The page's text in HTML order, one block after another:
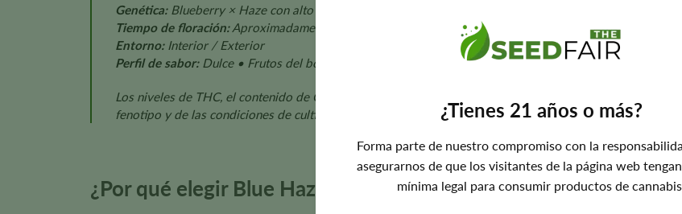
¿Tienes 21 años o más?
Forma parte de nuestro compromiso con la
asegurarnos de que los visitantes de la página web
mínima legal para consumir productos de
Genética:Blueberry × Haze con alto contenido en sativa
Tiempo de floración:Aproximadamente entre 8 y 10 semanas
Entorno:Interior / Exterior
Perfil de sabor:Dulce • Frutos del bosque • Herbal • Picante
Los niveles de THC, el contenido de CBD, el tiempo de floración, el tamaño de la planta, el aroma, el
fenotipo y de las condiciones de cultivo.
¿Por qué elegir Blue Haze Seeds?